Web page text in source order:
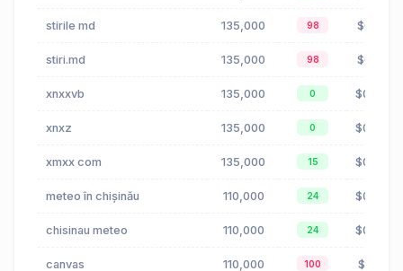
stirile md 135,000 98 $0.16
stiri.md 135,000 98 $0.16
xnxxvb 135,000 0 $0.00
xnxz 135,000 0 $0.00
xmxx com 135,000 15 $0.00
meteo în chișinău 110,000 24 $0.03
chisinau meteo 110,000 24 $0.00
canvas 110,000 100 $1.81